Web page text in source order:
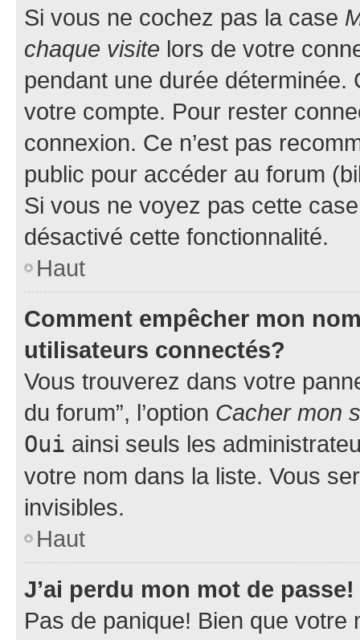
Si vous ne cochez pas la case
chaque visite lors de votre
pendant une durée déterminée.
votre compte. Pour rester
connexion. Ce n’est pas
public pour accéder au forum
Si vous ne voyez pas cette
désactivé cette fonctionnalité.
Haut
Comment empêcher mon
utilisateurs connectés?
Vous trouverez dans votre
du forum”, l’option Cacher mon
Oui ainsi seuls les
votre nom dans la liste. Vous
invisibles.
Haut
J’ai perdu mon mot de passe!
Pas de panique! Bien que